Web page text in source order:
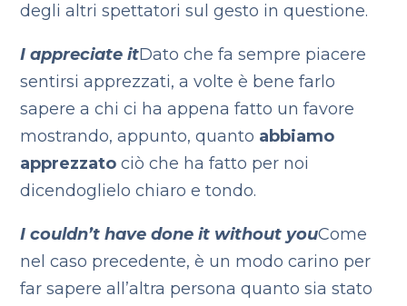
degli altri spettatori sul gesto in questione.
I appreciate itDato che fa sempre piacere
sentirsi apprezzati, a volte è bene farlo
sapere a chi ci ha appena fatto un favore
mostrando, appunto, quanto abbiamo
apprezzatociò che ha fatto per noi
dicendoglielo chiaro e tondo.
I couldn’t have done it without youCome
nel caso precedente, è un modo carino per
far sapere all’altra persona quanto sia stato